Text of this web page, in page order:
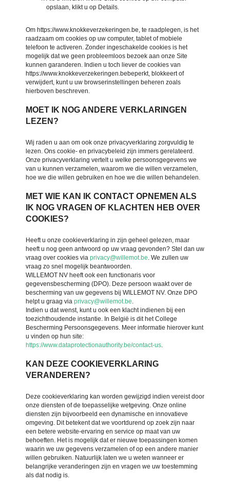
opslaan, klikt u op Details.
Om https://www.knokkeverzekeringen.be, te raadplegen, is het
raadzaam om cookies op uw computer, tablet of mobiele
telefoon te activeren. Zonder ingeschakelde cookies is het
mogelijk dat we geen probleemloos bezoek aan onze Site
kunnen garanderen. Indien u toch liever de cookies van
https://www.knokkeverzekeringen.bebeperkt, blokkeert of
verwijdert, kunt u uw browserinstellingen beheren zoals
hierboven beschreven.
MOET IK NOG ANDERE VERKLARINGEN
LEZEN?
Wij raden u aan om ook onze privacyverklaring zorgvuldig te
lezen. Ons cookie- en privacybeleid zijn immers gerelateerd.
Onze privacyverklaring vertelt u welke persoonsgegevens we
van u kunnen verzamelen, waarom we die willen verzamelen,
hoe we die willen gebruiken en hoe we die willen behandelen.
MET WIE KAN IK CONTACT OPNEMEN ALS
IK NOG VRAGEN OF KLACHTEN HEB OVER
COOKIES?
Heeft u onze cookieverklaring in zijn geheel gelezen, maar
heeft u nog geen antwoord op uw vraag gevonden? Stel dan uw
vraag over cookies via privacy@willemot.be. We zullen uw
vraag zo snel mogelijk beantwoorden.
WILLEMOT NV heeft ook een functionaris voor
gegevensbescherming (DPO). Deze persoon waakt over de
bescherming van uw gegevens bij WILLEMOT NV. Onze DPO
helpt u graag via privacy@willemot.be.
Indien u dat wenst, kunt u ook een klacht indienen bij een
toezichthoudende instantie. In België is dit het College
Bescherming Persoonsgegevens. Meer informatie hierover kunt
u vinden op hun site:
https://www.dataprotectionauthority.be/contact-us.
KAN DEZE COOKIEVERKLARING
VERANDEREN?
Deze cookieverklaring kan worden gewijzigd indien vereist door
onze diensten of de toepasselijke wetgeving. Onze online
diensten zijn bijvoorbeeld een dynamische en innovatieve
omgeving. Dit betekent dat we voortdurend op zoek zijn naar
een betere website-ervaring en service op maat van uw
behoeften. Het is mogelijk dat er nieuwe toepassingen komen
waarin we uw gegevens verzamelen of op een andere manier
willen gebruiken. Natuurlijk laten we u weten wanneer er
belangrijke veranderingen zijn en vragen we uw toestemming
als dat nodig is.